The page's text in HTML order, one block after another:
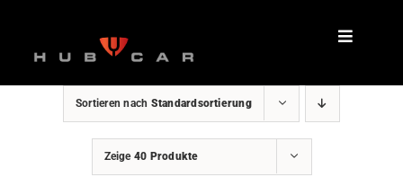
Sortieren nach Standardsortierung
Zeige 40 Produkte